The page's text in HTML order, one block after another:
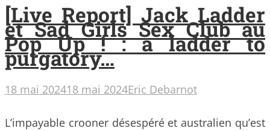
[Live Report] Jack Ladder
et Sad Girls Sex Club au
Pop Up ! : a ladder to
purgatory…
18 mai 202418 mai 2024Eric Debarnot
L’impayable crooner désespéré et australien qu’est